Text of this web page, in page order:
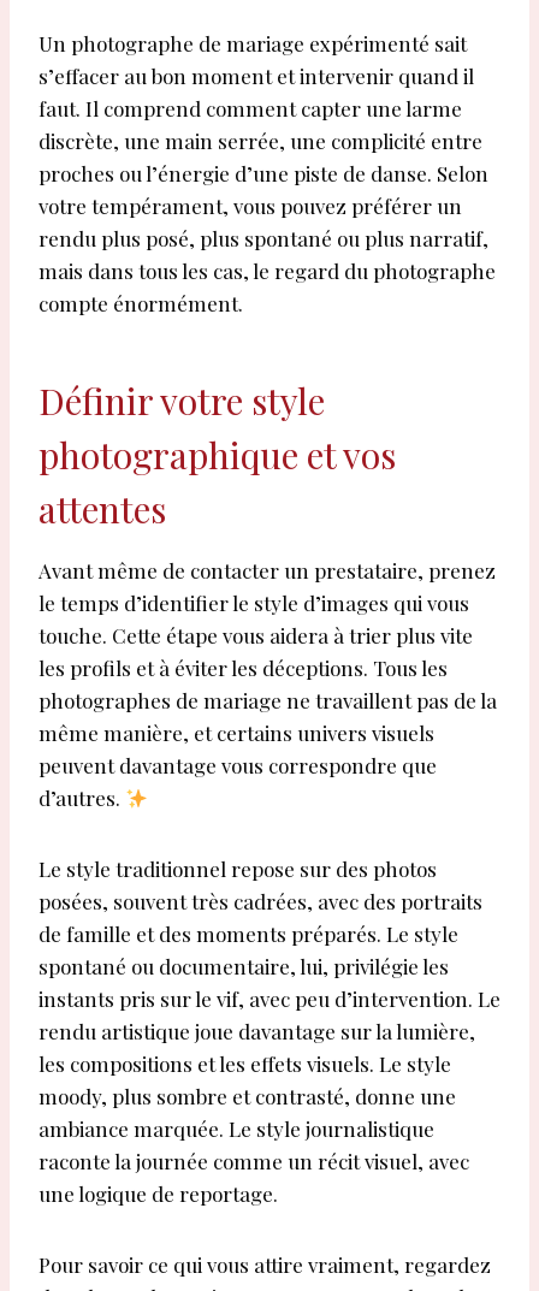
Un photographe de mariage expérimenté sait
s’effacer au bon moment et intervenir quand il
faut. Il comprend comment capter une larme
discrète, une main serrée, une complicité entre
proches ou l’énergie d’une piste de danse. Selon
votre tempérament, vous pouvez préférer un
rendu plus posé, plus spontané ou plus narratif,
mais dans tous les cas, le regard du photographe
compte énormément.
Définir votre style
photographique et vos
attentes
Avant même de contacter un prestataire, prenez
le temps d’identifier le style d’images qui vous
touche. Cette étape vous aidera à trier plus vite
les profils et à éviter les déceptions. Tous les
photographes de mariage ne travaillent pas de la
même manière, et certains univers visuels
peuvent davantage vous correspondre que
d’autres.
Le style traditionnel repose sur des photos
posées, souvent très cadrées, avec des portraits
de famille et des moments préparés. Le style
spontané ou documentaire, lui, privilégie les
instants pris sur le vif, avec peu d’intervention. Le
rendu artistique joue davantage sur la lumière,
les compositions et les effets visuels. Le style
moody, plus sombre et contrasté, donne une
ambiance marquée. Le style journalistique
raconte la journée comme un récit visuel, avec
une logique de reportage.
Pour savoir ce qui vous attire vraiment, regardez